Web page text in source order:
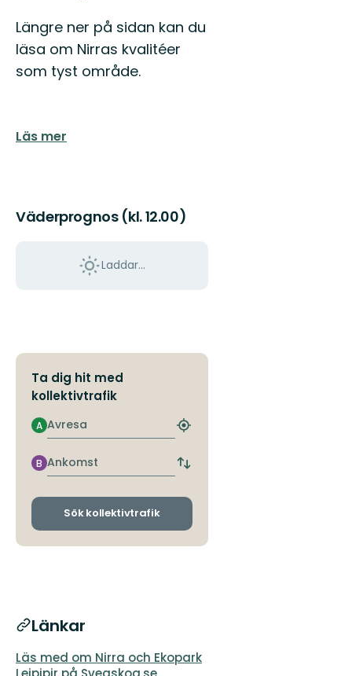
Längre ner på sidan kan du
läsa om Nirras kvalitéer
som tyst område.
Läs mer
Väderprognos (kl. 12.00)
Laddar...
Ta dig hit med
kollektivtrafik
Avresa
A
Hitta
hållplats
Ankomst
B
Byt
och
Sök kollektivtrafik
Länkar
Läs med om Nirra och Ekopark